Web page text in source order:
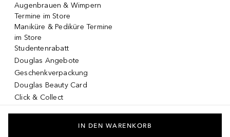
Augenbrauen & Wimpern
Termine im Store
Maniküre & Pediküre Termine
im Store
Studentenrabatt
Douglas Angebote
Geschenkverpackung
Douglas Beauty Card
Click & Collect
IN DEN WARENKORB